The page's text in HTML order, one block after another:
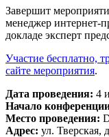
Завершит
менеджер интернет-
докладе эксперт
Участие бесплатно,
сайте мероприятия.
Дата проведения: 4
Начало
Место проведения:
Адрес: ул. Тверская,